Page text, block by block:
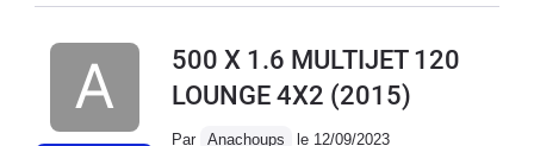
Entretien courant effectué chez Fiat
polyvalent.
500 X 1.6 MULTIJET 120
LOUNGE 4X2 (2015)
Par Anachoups le 12/09/2023